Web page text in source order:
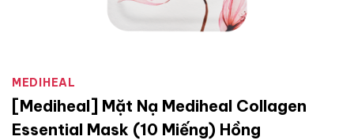
MEDIHEAL
[Mediheal] Mặt Nạ Mediheal Collagen
Essential Mask (10 Miếng) Hồng